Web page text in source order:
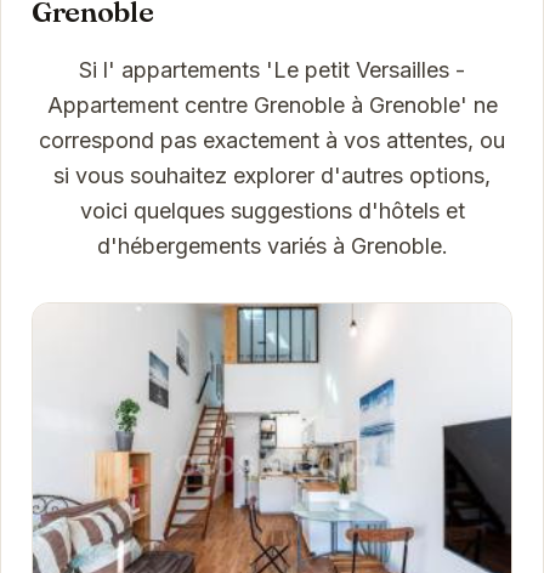
Grenoble
Si l' appartements 'Le petit Versailles -
Appartement centre Grenoble à Grenoble' ne
correspond pas exactement à vos attentes, ou
si vous souhaitez explorer d'autres options,
voici quelques suggestions d'hôtels et
d'hébergements variés à Grenoble.